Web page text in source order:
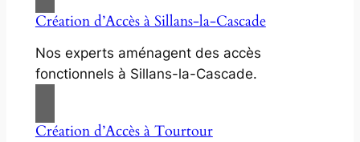
Création d’Accès à Sillans-la-Cascade
Nos experts aménagent des accès
fonctionnels à Sillans-la-Cascade.
Création d’Accès à Tourtour